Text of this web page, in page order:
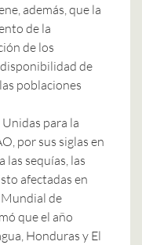
además, que la
de la
de los
de
poblaciones
para la
por sus siglas en
las sequías, las
afectadas en
de
que el año
, Honduras y El